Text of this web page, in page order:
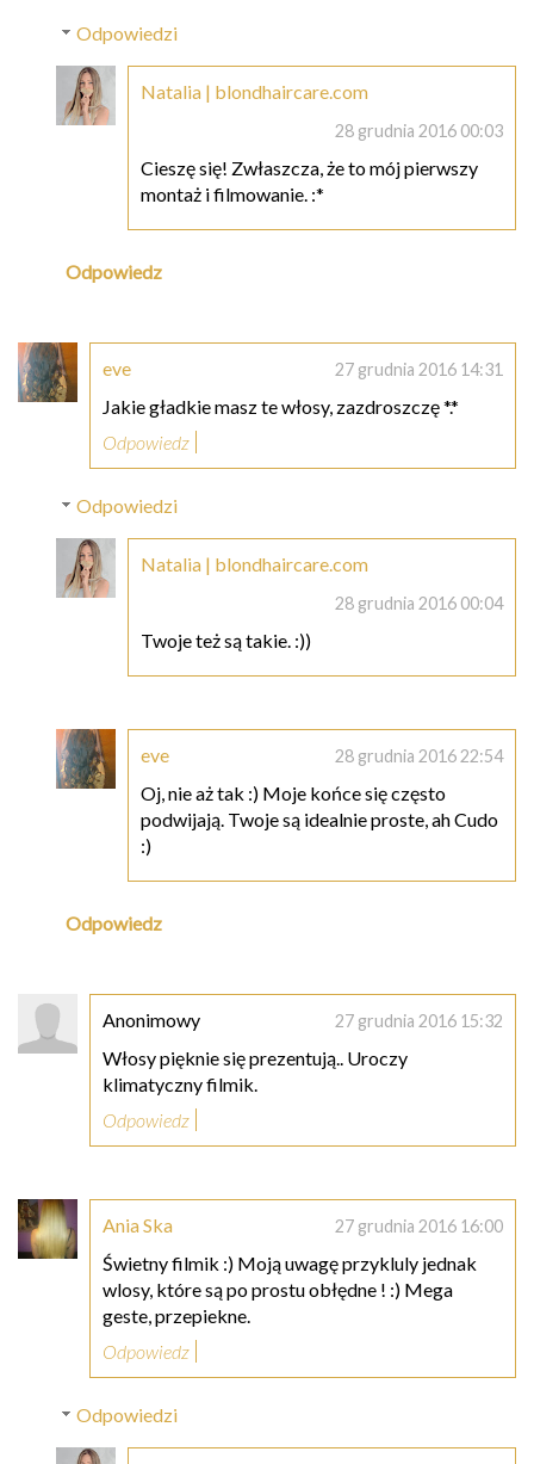
Odpowiedzi
Natalia | blondhaircare.com
28 grudnia 2016 00:03
Cieszę się! Zwłaszcza, że to mój pierwszy
montaż i filmowanie. :*
Odpowiedz
eve 27 grudnia 2016 14:31
Jakie gładkie masz te włosy, zazdroszczę *.*
Odpowiedz
Odpowiedzi
Natalia | blondhaircare.com
28 grudnia 2016 00:04
Twoje też są takie. :))
eve 28 grudnia 2016 22:54
Oj, nie aż tak :) Moje końce się często
podwijają. Twoje są idealnie proste, ah Cudo
:)
Odpowiedz
Anonimowy 27 grudnia 2016 15:32
Włosy pięknie się prezentują.. Uroczy
klimatyczny filmik.
Odpowiedz
Ania Ska 27 grudnia 2016 16:00
Świetny filmik :) Moją uwagę przykluly jednak
wlosy, które są po prostu obłędne ! :) Mega
geste, przepiekne.
Odpowiedz
Odpowiedzi